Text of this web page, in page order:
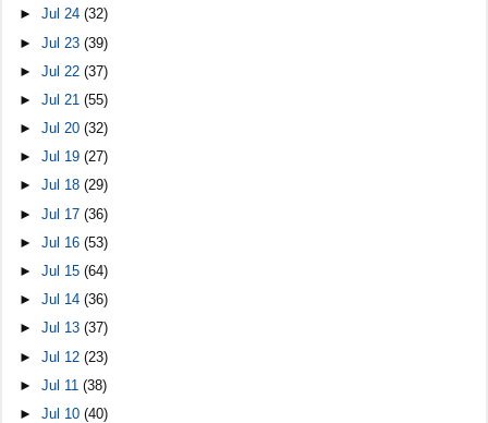
►Jul 24(32)
►Jul 23(39)
►Jul 22(37)
►Jul 21(55)
►Jul 20(32)
►Jul 19(27)
►Jul 18(29)
►Jul 17(36)
►Jul 16(53)
►Jul 15(64)
►Jul 14(36)
►Jul 13(37)
►Jul 12(23)
►Jul 11(38)
►Jul 10(40)